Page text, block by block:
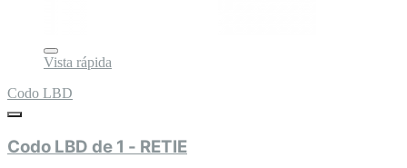
Vista rápida
Codo LBD
Codo LBD de 1 - RETIE